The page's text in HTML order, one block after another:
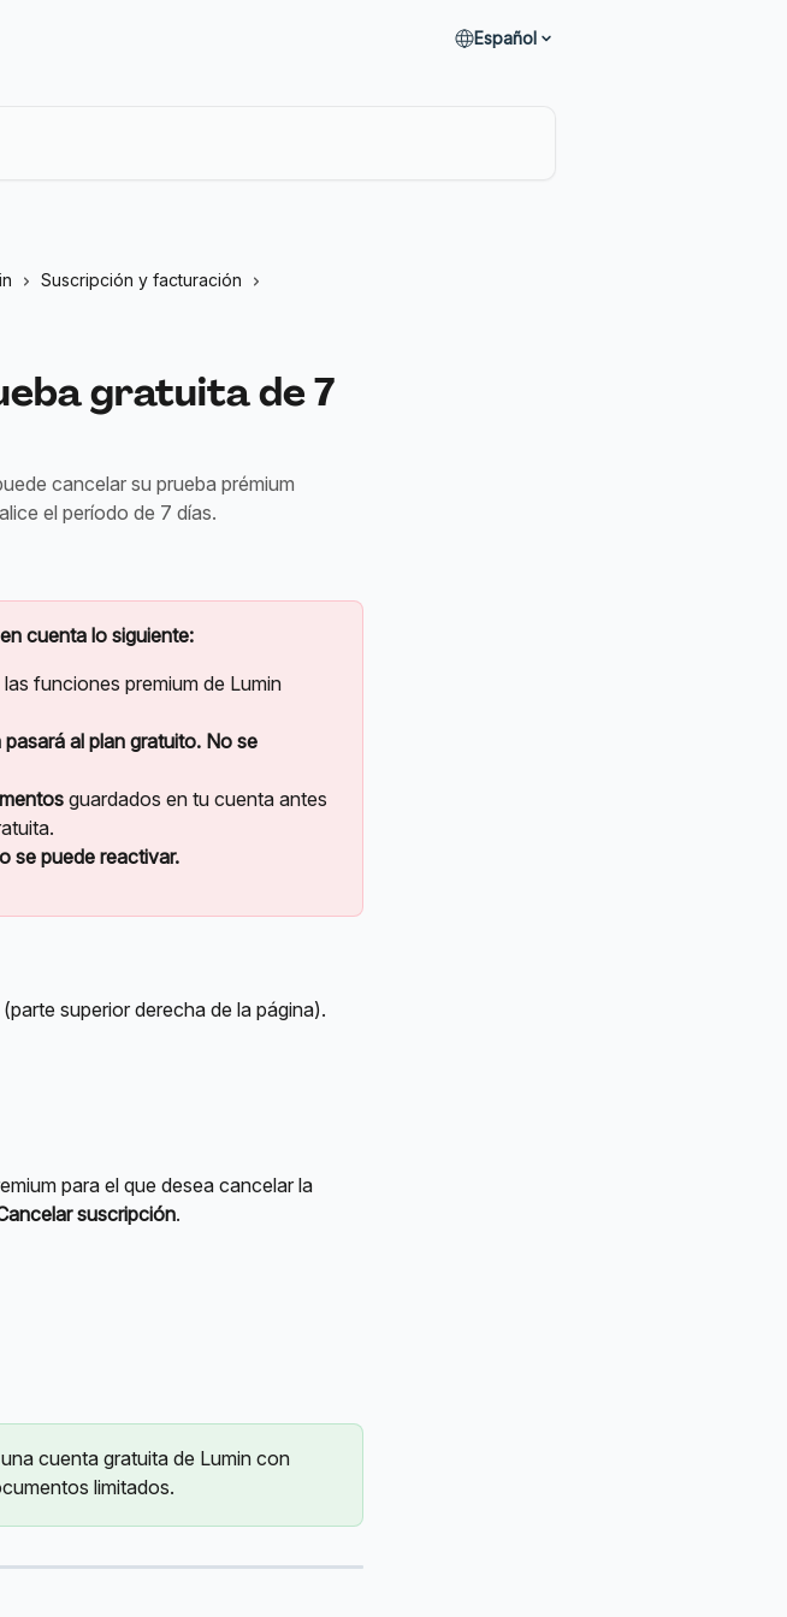
Español
Suscripción y facturación
gratuita de 7
cancelar su prueba prémium
el período de 7 días.
cuenta lo siguiente:
funciones premium de Lumin
al plan gratuito. No se
guardados en tu cuenta antes
se puede reactivar.
superior derecha de la página).
para el que desea cancelar la
suscripción.
cuenta gratuita de Lumin con
limitados.